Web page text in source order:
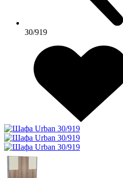
30/919